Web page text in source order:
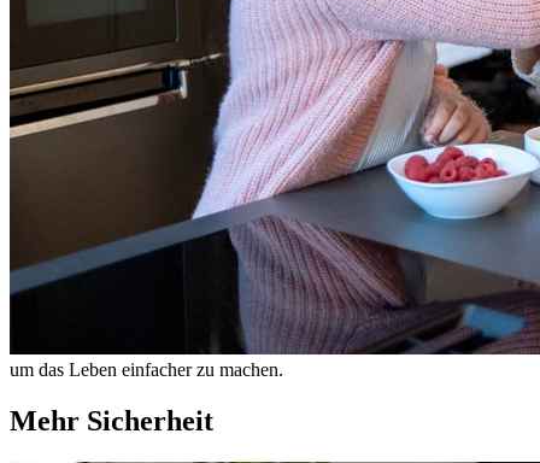
um das Leben einfacher zu machen.
Mehr Sicherheit